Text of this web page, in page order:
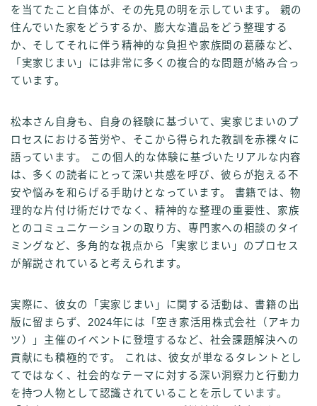
を当てたこと自体が、その先見の明を示しています。 親の
住んでいた家をどうするか、膨大な遺品をどう整理する
か、そしてそれに伴う精神的な負担や家族間の葛藤など、
「実家じまい」には非常に多くの複合的な問題が絡み合っ
ています。
松本さん自身も、自身の経験に基づいて、実家じまいのプ
ロセスにおける苦労や、そこから得られた教訓を赤裸々に
語っています。 この個人的な体験に基づいたリアルな内容
は、多くの読者にとって深い共感を呼び、彼らが抱える不
安や悩みを和らげる手助けとなっています。 書籍では、物
理的な片付け術だけでなく、精神的な整理の重要性、家族
とのコミュニケーションの取り方、専門家への相談のタイ
ミングなど、多角的な視点から「実家じまい」のプロセス
が解説されていると考えられます。
実際に、彼女の「実家じまい」に関する活動は、書籍の出
版に留まらず、2024年には「空き家活用株式会社（アキカ
ツ）」主催のイベントに登壇するなど、社会課題解決への
貢献にも積極的です。 これは、彼女が単なるタレントとし
てではなく、社会的なテーマに対する深い洞察力と行動力
を持つ人物として認識されていることを示しています。